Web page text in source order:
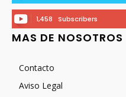
1,458 Subscribers
MAS DE NOSOTROS
Contacto
Aviso Legal